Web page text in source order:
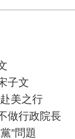
子文
美之行
做行政院長
”問題